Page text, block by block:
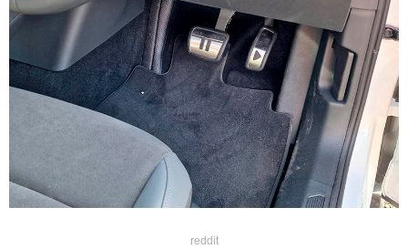
reddit